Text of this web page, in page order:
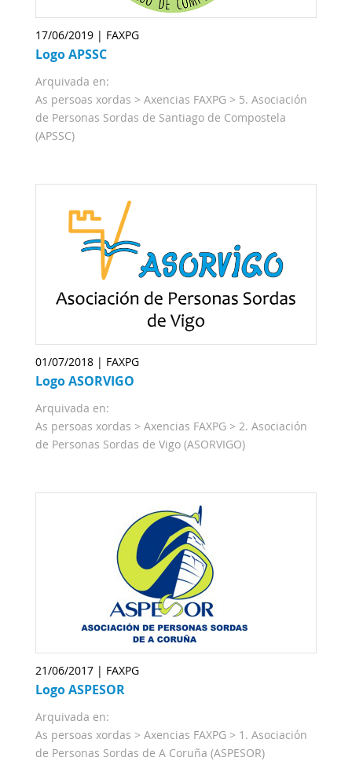
17/06/2019 | FAXPG
Logo APSSC
Arquivada en:
As persoas xordas > Axencias FAXPG > 5. Asociación
de Personas Sordas de Santiago de Compostela
(APSSC)
01/07/2018 | FAXPG
Logo ASORVIGO
Arquivada en:
As persoas xordas > Axencias FAXPG > 2. Asociación
de Personas Sordas de Vigo (ASORVIGO)
21/06/2017 | FAXPG
Logo ASPESOR
Arquivada en:
As persoas xordas > Axencias FAXPG > 1. Asociación
de Personas Sordas de A Coruña (ASPESOR)